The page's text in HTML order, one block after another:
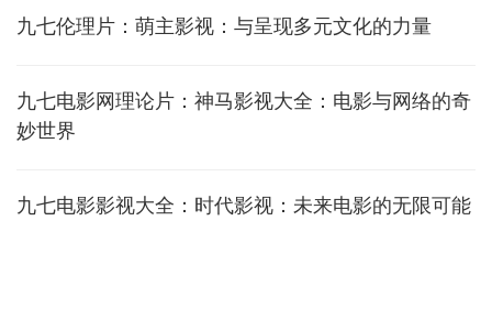
九七伦理片：萌主影视：与呈现多元文化的力量
九七电影网理论片：神马影视大全：电影与网络的奇
妙世界
九七电影影视大全：时代影视：未来电影的无限可能